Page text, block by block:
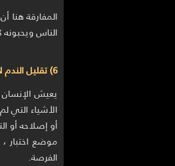
المفارقة
الناس
6) تقليل الندم REGRET MINIMIZATION
يعيش
الأشياء التي
أو إصلاحه أو
موضع اختبار
الفرصة.